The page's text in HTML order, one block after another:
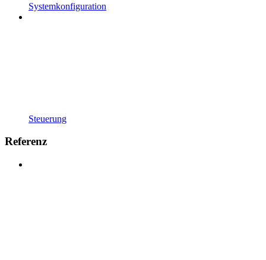
Systemkonfiguration
Steuerung
Referenz